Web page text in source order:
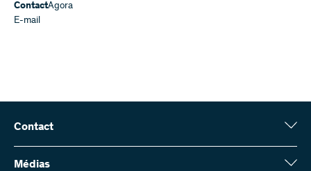
ContactAgora
E-mail
Contact
Fonds national suisse (FNS)
Wildhainweg 3
Médias